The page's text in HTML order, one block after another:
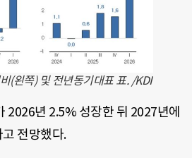
(왼쪽) 및 전년동기대표 표. /KDI
2026년 2.5% 성장한 뒤 2027년에
전망했다.